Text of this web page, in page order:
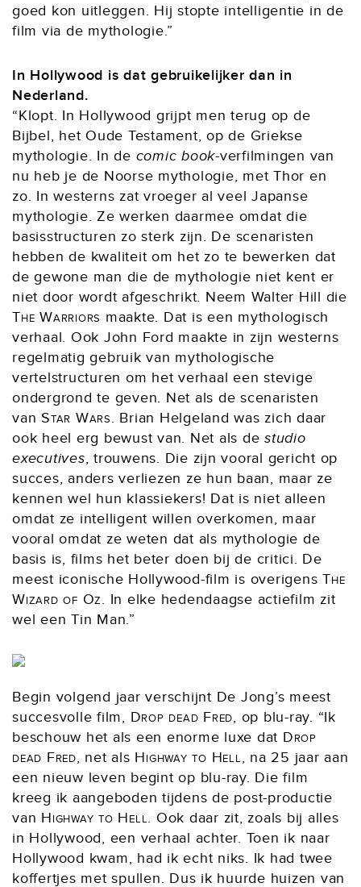
goed kon uitleggen. Hij stopte intelligentie in de
film via de mythologie.”
In Hollywood is dat gebruikelijker dan in
Nederland.
“Klopt. In Hollywood grijpt men terug op de
Bijbel, het Oude Testament, op de Griekse
mythologie. In de comic book-verfilmingen van
nu heb je de Noorse mythologie, met Thor en
zo. In westerns zat vroeger al veel Japanse
mythologie. Ze werken daarmee omdat die
basisstructuren zo sterk zijn. De scenaristen
hebben de kwaliteit om het zo te bewerken dat
de gewone man die de mythologie niet kent er
niet door wordt afgeschrikt. Neem Walter Hill die
The Warriors maakte. Dat is een mythologisch
verhaal. Ook John Ford maakte in zijn westerns
regelmatig gebruik van mythologische
vertelstructuren om het verhaal een stevige
ondergrond te geven. Net als de scenaristen
vanStar Wars. Brian Helgeland was zich daar
ook heel erg bewust van. Net als destudio
executives, trouwens. Die zijn vooral gericht op
succes, anders verliezen ze hun baan, maar ze
kennen wel hun klassiekers! Dat is niet alleen
omdat ze intelligent willen overkomen, maar
vooral omdat ze weten dat als mythologie de
basis is, films het beter doen bij de critici. De
meest iconische Hollywood-film is overigensThe
Wizard of Oz. In elke hedendaagse actiefilm zit
wel een Tin Man.”
Begin volgend jaar verschijnt De Jong’s meest
succesvolle film, Drop dead Fred, op blu-ray. “Ik
beschouw het als een enorme luxe dat Drop
dead Fred, net als Highway to Hell, na 25 jaar aan
een nieuw leven begint op blu-ray. Die film
kreeg ik aangeboden tijdens de post-productie
van Highway to Hell. Ook daar zit, zoals bij alles
in Hollywood, een verhaal achter. Toen ik naar
Hollywood kwam, had ik echt niks. Ik had twee
koffertjes met spullen. Dus ik huurde huizen van